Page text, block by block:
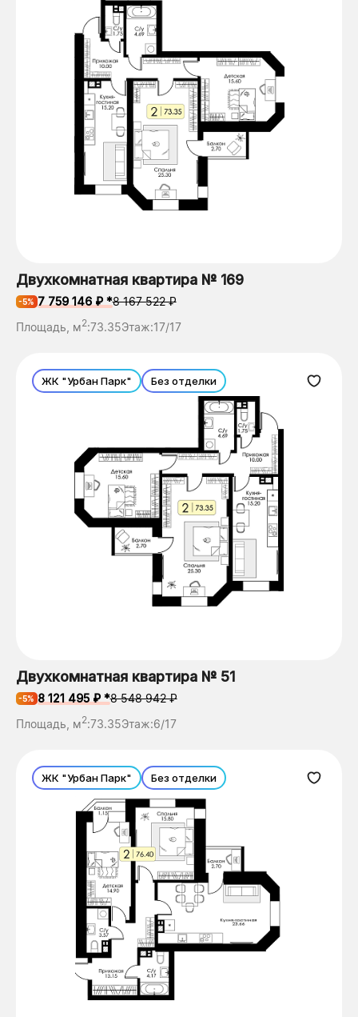
Двухкомнатная квартира № 169
-5% 7 759 146 ₽ *8 167 522 ₽
Площадь, м2:73.35Этаж:17/17
ЖК "Урбан Парк" Без отделки
Двухкомнатная квартира № 51
-5% 8 121 495 ₽ *8 548 942 ₽
Площадь, м2:73.35Этаж:6/17
ЖК "Урбан Парк" Без отделки